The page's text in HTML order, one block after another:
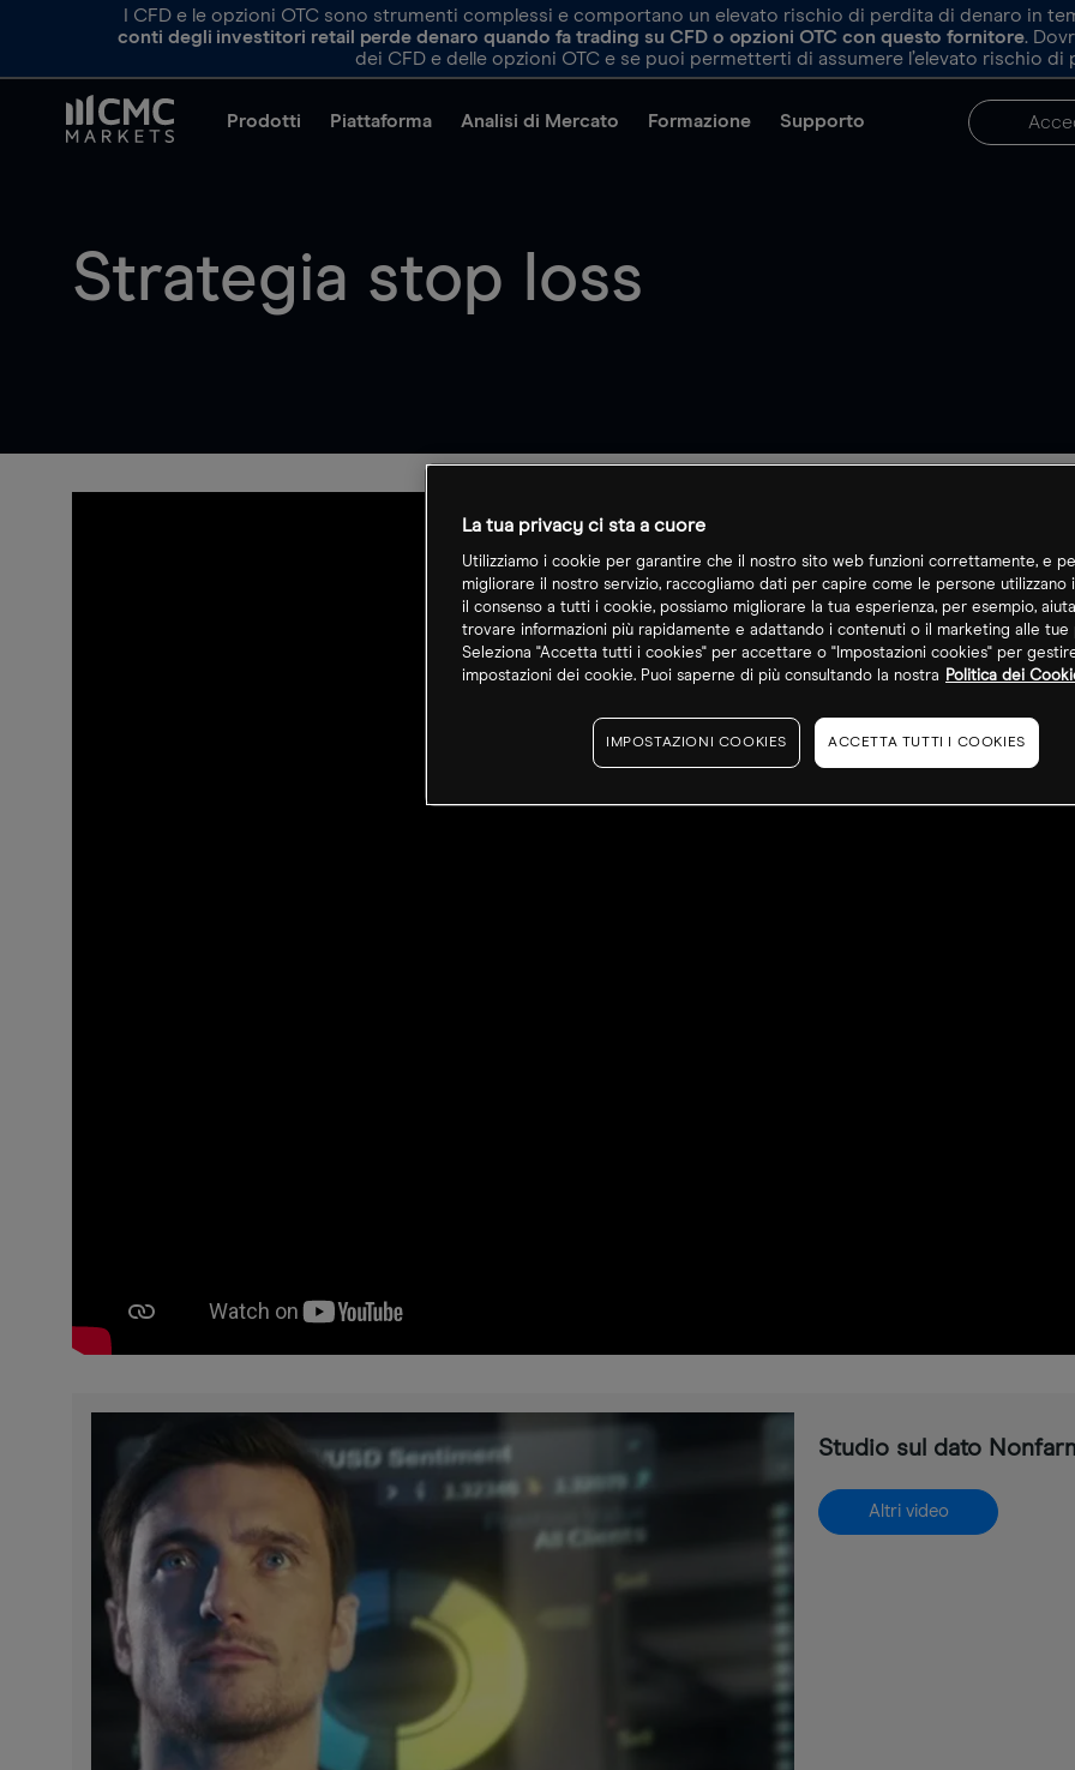
I CFD e le opzioni OTC sono strumenti complessi e comportano un elevato rischio di perdita di denaro in
conti degli investitori retail perde denaro quando fa trading su CFD o opzioni OTC con questo fornitore.
dei CFD e delle opzioni OTC e se puoi permetterti di assumere l’elevato rischio di
Prodotti Piattaforma Analisi di Mercato Formazione Supporto
Strategia stop loss
Studio sul dato
Altri video
La tua privacy ci sta a cuore
Utilizziamo i cookie per garantire che il nostro sito web funzioni correttamente, e
migliorare il nostro servizio, raccogliamo dati per capire come le persone utilizzano
il consenso a tutti i cookie, possiamo migliorare la tua esperienza, per esempio,
trovare informazioni più rapidamente e adattando i contenuti o il marketing alle tue
Seleziona "Accetta tutti i cookies" per accettare o "Impostazioni cookies" per
impostazioni dei cookie. Puoi saperne di più consultando la nostra
Politica dei
IMPOSTAZIONI COOKIES ACCETTA TUTTI I COOKIES